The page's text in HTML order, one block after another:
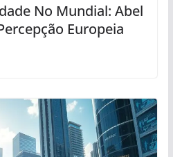
No Mundial: Abel
Europeia